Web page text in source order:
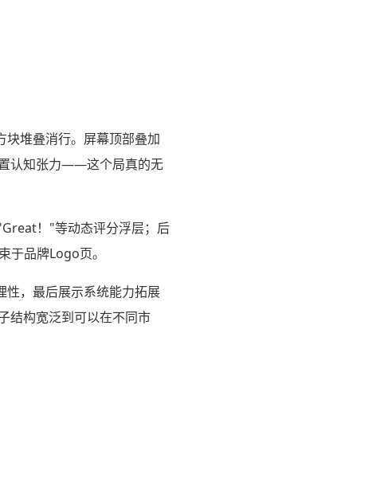
堆叠消行。屏幕顶部叠加
认知张力——这个局真的无
！"等动态评分浮层；后
于品牌Logo页。
，最后展示系统能力拓展
结构宽泛到可以在不同市